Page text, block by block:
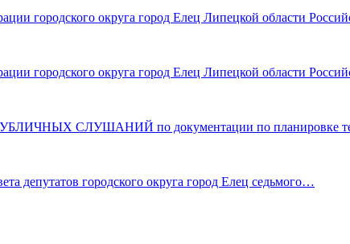
городского округа город Елец Липецкой области
городского округа город Елец Липецкой области
СЛУШАНИЙ по документации по планировке
депутатов городского округа город Елец седьмого…